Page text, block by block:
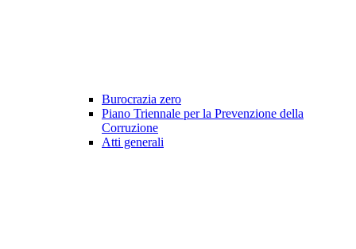
Burocrazia zero
Piano Triennale per la Prevenzione della
Corruzione
Atti generali